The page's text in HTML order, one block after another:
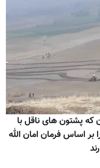
که پشتون های ناقل با
اساس فرمان امان الله